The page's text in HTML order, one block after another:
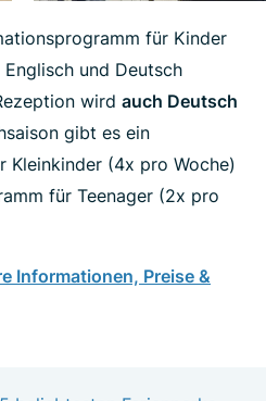
für Kinder
und Deutsch
wird auch Deutsch
gibt es ein
Kleinkinder (4x pro Woche)
für Teenager (2x pro
Informationen, Preise &